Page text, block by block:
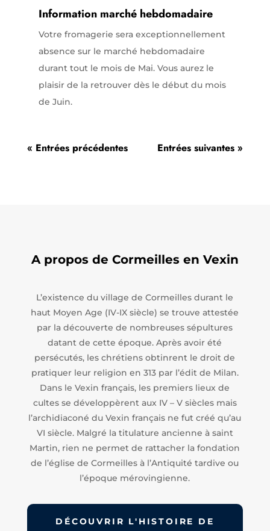
Information marché hebdomadaire
Votre fromagerie sera exceptionnellement
absence sur le marché hebdomadaire
durant tout le mois de Mai. Vous aurez le
plaisir de la retrouver dès le début du mois
de Juin.
« Entrées précédentes Entrées suivantes »
A propos de Cormeilles en Vexin
L’existence du village de Cormeilles durant le
haut Moyen Age (IV-IX siècle) se trouve attestée
par la découverte de nombreuses sépultures
datant de cette époque. Après avoir été
persécutés, les chrétiens obtinrent le droit de
pratiquer leur religion en 313 par l’édit de Milan.
Dans le Vexin français, les premiers lieux de
cultes se développèrent aux IV – V siècles mais
l’archidiaconé du Vexin français ne fut créé qu’au
VI siècle. Malgré la titulature ancienne à saint
Martin, rien ne permet de rattacher la fondation
de l’église de Cormeilles à l’Antiquité tardive ou
l’époque mérovingienne.
DÉCOUVRIR L'HISTOIRE DE